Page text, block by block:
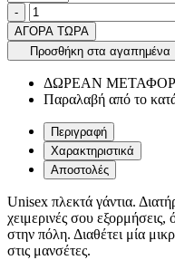
Ποσότητα
-product.increase.quantity
ΑΓΟΡΑ ΤΩΡΑ
Προσθήκη στα αγαπημένα
ΔΩΡΕΑΝ
Παραλαβή από το
Περιγραφή
Χαρακτηριστικά
Αποστολές
Unisex πλεκτά γάντια.
χειμερινές σου εξορμήσεις,
στην πόλη. Διαθέτει μία
στις μανσέτες.